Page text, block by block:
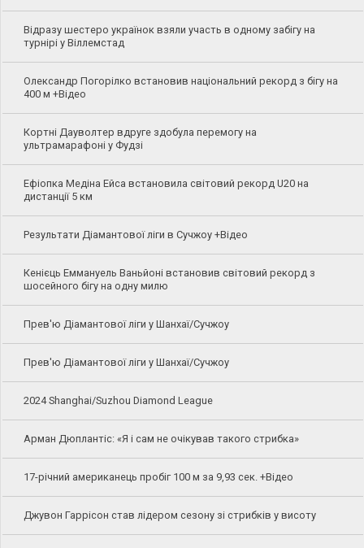
Відразу шестеро українок взяли участь в одному забігу на
турнірі у Віллемстад
Олександр Погорілко встановив національний рекорд з бігу на
400 м +Відео
Кортні Дауволтер вдруге здобула перемогу на
ультрамарафоні у Фудзі
Ефіопка Медіна Ейса встановила світовий рекорд U20 на
дистанції 5 км
Результати Діамантової ліги в Сучжоу +Відео
Кенієць Еммануель Ваньйоні встановив світовий рекорд з
шосейного бігу на одну милю
Прев'ю Діамантової ліги у Шанхаї/Сучжоу
Прев'ю Діамантової ліги у Шанхаї/Сучжоу
2024 Shanghai/Suzhou Diamond League
Арман Дюплантіс: «Я і сам не очікував такого стрибка»
17-річний американець пробіг 100 м за 9,93 сек. +Відео
Джувон Гаррісон став лідером сезону зі стрибків у висоту